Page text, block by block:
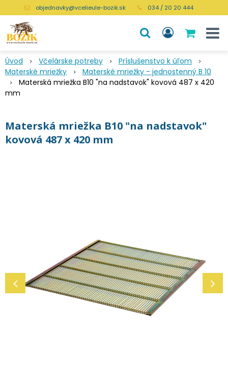
objednavky@vcelieule-bozik.sk 034 / 20 20 444
Úvod Včelárske potreby
Príslušenstvo k úľom
Materské mriežky
Materské mriežky - jednostenný B 10
Materská mriežka B10 "na nadstavok" kovová 487 x 420
mm
Materská mriežka B10 "na nadstavok"
kovová 487 x 420 mm